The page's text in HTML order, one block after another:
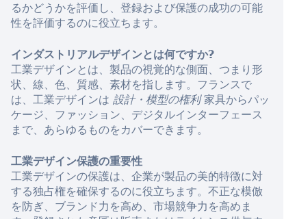
るかどうかを評価し、登録および保護の成功の可能
性を評価するのに役立ちます。
インダストリアルデザインとは何ですか?
工業デザインとは、製品の視覚的な側面、つまり形
状、線、色、質感、素材を指します。フランスで
は、工業デザインは 設計・模型の権利家具からパッ
ケージ、ファッション、デジタルインターフェース
まで、あらゆるものをカバーできます。
工業デザイン保護の重要性
工業デザインの保護は、企業が製品の美的特徴に対
する独占権を確保するのに役立ちます。不正な模倣
を防ぎ、ブランド力を高め、市場競争力を高めま